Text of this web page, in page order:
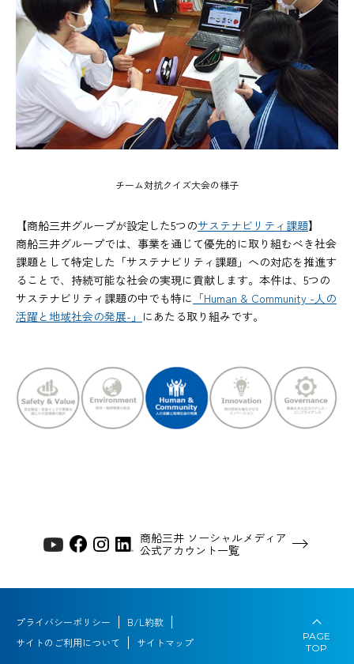
チーム対抗クイズ大会の様子
【商船三井グループが設定した5つのサステナビリティ課題】
商船三井グループでは、事業を通じて優先的に取り組むべき社会
課題として特定した「サステナビリティ課題」への対応を推進す
ることで、持続可能な社会の実現に貢献します。本件は、5つの
サステナビリティ課題の中でも特に 「Human & Community -人の
活躍と地域社会の発展-」 にあたる取り組みです。
商船三井 ソーシャルメディア
公式アカウント一覧
プライバシーポリシー
B/L約款
サイトのご利用について
サイトマップ
PAGE
TOP